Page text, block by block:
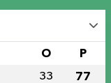
O P
33 77